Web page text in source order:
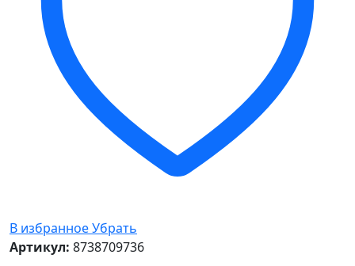
В избранноеУбрать
Артикул: 8738709736